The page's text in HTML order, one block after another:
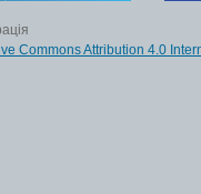
Commons Attribution 4.0